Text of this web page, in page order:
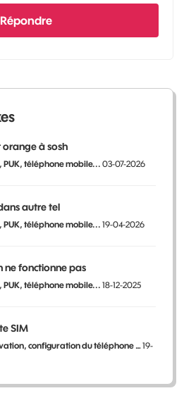
Répondre
à sosh
PUK, téléphone mobile... 03-07-2026
autre tel
PUK, téléphone mobile... 19-04-2026
ne fonctionne pas
PUK, téléphone mobile... 18-12-2025
SIM
configuration du téléphone … 19-